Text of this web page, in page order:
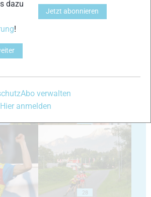
28
dazu
!
Jetzt abonnieren
Abo verwalten
anmelden